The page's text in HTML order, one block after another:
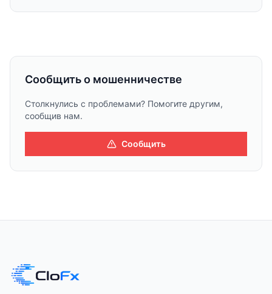
Сообщить о мошенничестве
Столкнулись с проблемами? Помогите другим,
сообщив нам.
Сообщить